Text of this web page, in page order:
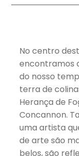
No centro
encontramos
do nosso
terra de
Herança de
Concannon.
uma artista
de arte são
belos, são